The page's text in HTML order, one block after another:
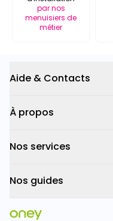
par nos
menuisiers de
métier
Aide & Contacts
À propos
Nos services
Nos guides